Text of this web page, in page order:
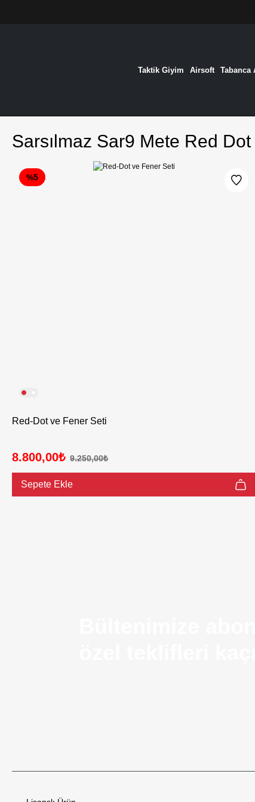
Taktik Giyim Airsoft Tabanca
Sarsılmaz Sar9 Mete Red Dot
%5
Red-Dot ve Fener Seti
8.800,00₺ 9.250,00₺
Sepete Ekle